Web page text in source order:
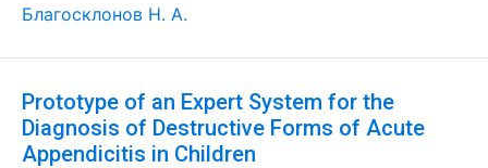
Благосклонов Н. А.
Prototype of an Expert System for the
Diagnosis of Destructive Forms of Acute
Appendicitis in Children